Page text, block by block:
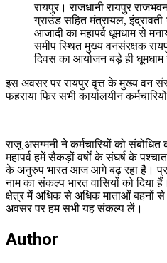
रायपुर। राजधानी रायपुर
ग्राउंड सहित मंत्रायल,
आजादी का महापर्व धूमधाम से
समीप स्थित मुख्य वनसंरक्षक
दिवस का आयोजन बड़े ही धूमधाम
इस अवसर पर रायपुर वृत्त के मुख्य वन
फहराया फिर सभी कार्यालयीन
राजू असग्मनी ने कर्मचारियों को
महापर्व हमें सैकड़ों वर्षों के संघर्ष के
के अनुरुप भारत आज आगे बढ़ रहा है।
नाम का संकल्प भारत वासियों को
क्षेत्र में अधिक से अधिक माताओं बहनों से
अवसर पर हम सभी यह संकल्प लें।
Author